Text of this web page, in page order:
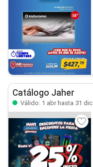
Catálogo Jaher
Válido: 1 abr hasta 31 dic